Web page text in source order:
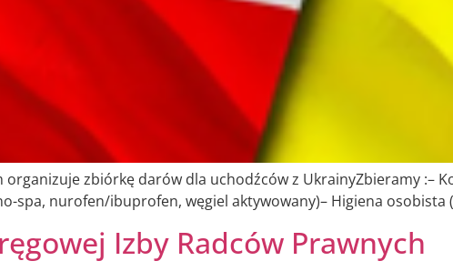
organizuje zbiórkę darów dla uchodźców z UkrainyZbieramy :–
spa, nurofen/ibuprofen, węgiel aktywowany)– Higiena osobista
Izby Radców Prawnych